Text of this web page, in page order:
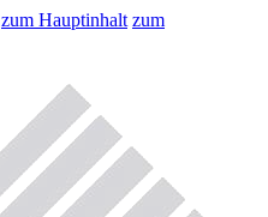
zum Hauptinhalt zum